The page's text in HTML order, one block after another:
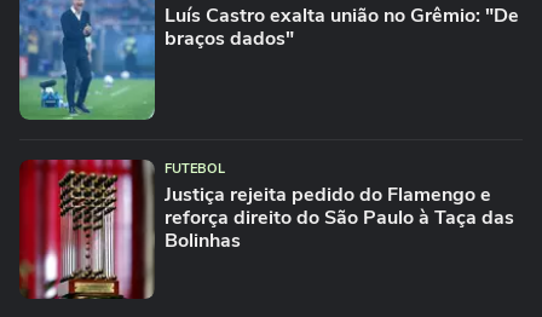
Luís Castro exalta união no Grêmio: "De
braços dados"
FUTEBOL
Justiça rejeita pedido do Flamengo e
reforça direito do São Paulo à Taça das
Bolinhas